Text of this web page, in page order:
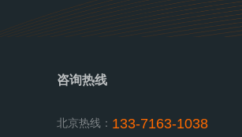
咨询热线
北京热线： 133-7163-1038